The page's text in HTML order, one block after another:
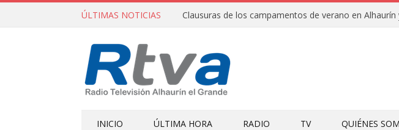
ÚLTIMAS NOTICIAS
INICIO ÚLTIMA HORA RADIO TV QUIÉNES